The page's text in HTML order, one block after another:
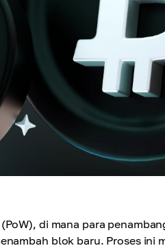
di mana para
blok baru. Proses ini